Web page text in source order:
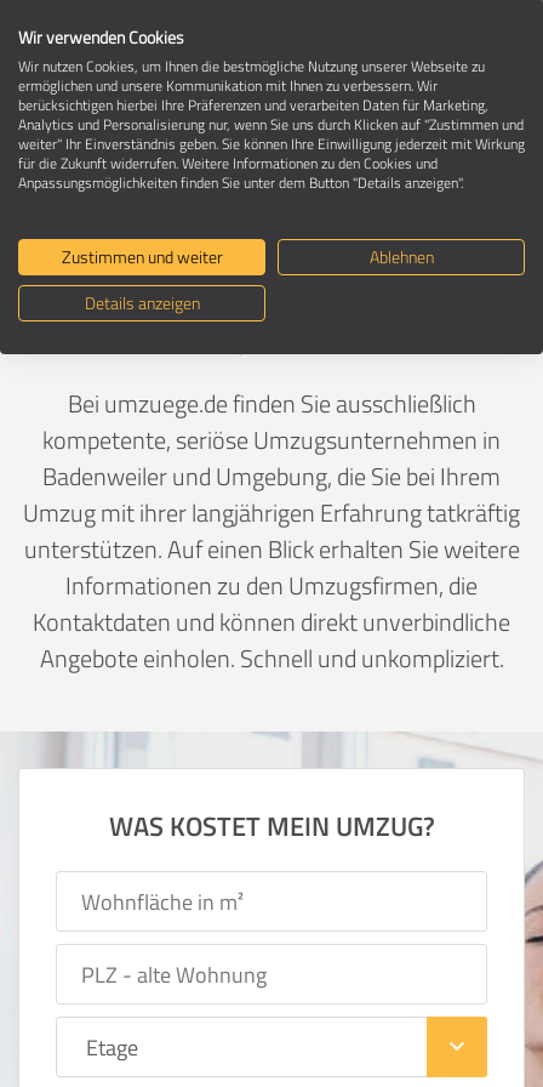
Umzugsunternehmen in 79410
Badenweiler
Ein Umzug ist Vertrauenssache
Deutschland>Baden-Württemberg
Bei umzuege.de finden Sie ausschließlich
kompetente, seriöse Umzugsunternehmen in
Badenweiler und Umgebung, die Sie bei Ihrem
Umzug mit ihrer langjährigen Erfahrung tatkräftig
unterstützen. Auf einen Blick erhalten Sie weitere
Informationen zu den Umzugsfirmen, die
Kontaktdaten und können direkt unverbindliche
Angebote einholen. Schnell und unkompliziert.
WAS KOSTET MEIN UMZUG?
keyboard_arrow_down
Wir verwenden Cookies
Wir nutzen Cookies, um Ihnen die bestmögliche Nutzung unserer Webseite zu
ermöglichen und unsere Kommunikation mit Ihnen zu verbessern. Wir
berücksichtigen hierbei Ihre Präferenzen und verarbeiten Daten für Marketing,
Analytics und Personalisierung nur, wenn Sie uns durch Klicken auf "Zustimmen und
weiter" Ihr Einverständnis geben. Sie können Ihre Einwilligung jederzeit mit Wirkung
für die Zukunft widerrufen. Weitere Informationen zu den Cookies und
Anpassungsmöglichkeiten finden Sie unter dem Button "Details anzeigen".
Zustimmen und weiter
Ablehnen
Details anzeigen